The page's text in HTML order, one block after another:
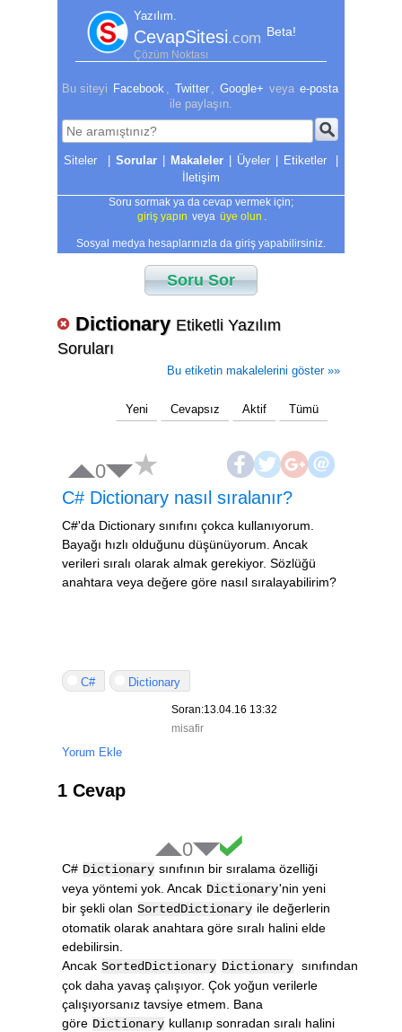
Yazılım.
CevapSitesi.com Beta!
Çözüm Noktası
Bu siteyi Facebook Twitter Google+ veya e-posta
ile paylaşın.
| Sorular | Makaleler | Üyeler | Etiketler
|
İletişim
Soru sormak ya da cevap vermek için;
giriş yapın veya üye olun
Sosyal medya hesaplarınızla da giriş yapabilirsiniz.
Soru Sor
Dictionary Etiketli Yazılım
Soruları
Bu etiketin makalelerini göster »»
Yeni Cevapsız Aktif Tümü
0
C# Dictionary nasıl sıralanır?
C#'da Dictionary sınıfını çokca kullanıyorum.
Bayağı hızlı olduğunu düşünüyorum. Ancak
verileri sıralı olarak almak gerekiyor. Sözlüğü
anahtara veya değere göre nasıl sıralayabilirim?
C# Dictionary
Soran:13.04.16 13:32
misafir
Yorum Ekle
1 Cevap
0
C# Dictionary sınıfının bir sıralama özelliği
veya yöntemi yok. Ancak Dictionary'nin yeni
bir şekli olan SortedDictionary ile değerlerin
otomatik olarak anahtara göre sıralı halini elde
edebilirsin.
Ancak SortedDictionary Dictionary sınıfından
çok daha yavaş çalışıyor. Çok yoğun verilerle
çalışıyorsanız tavsiye etmem. Bana
göre Dictionary kullanıp sonradan sıralı halini